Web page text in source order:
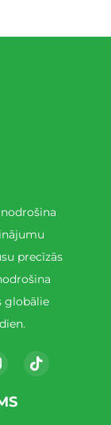
precīzās
globālie